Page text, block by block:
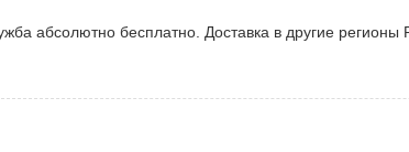
абсолютно бесплатно. Доставка в другие